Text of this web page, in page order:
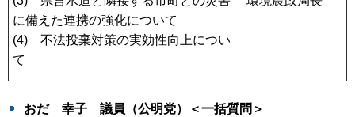
に備えた連携の強化について
(4) 不法投棄対策の実効性向上につい
て
おだ 幸子 議員（公明党）＜一括質問＞